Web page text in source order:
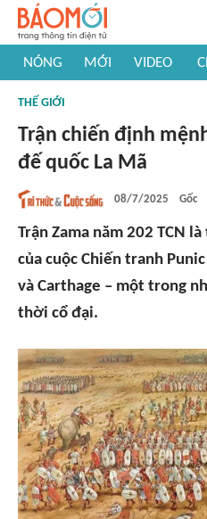
NÓNG MỚI VIDEO
#Khám phá thế giới
THẾ GIỚI
Trận chiến định
đế quốc La Mã
08/7/2025 Gốc
Trận Zama năm 202 TCN
của cuộc Chiến tranh
và Carthage – một trong
thời cổ đại.